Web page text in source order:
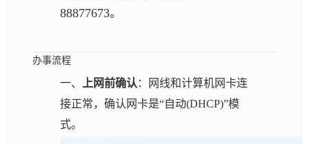
88877673。
办事流程
一、 上网前确认 ：网线和计算机网卡连
接正常，确认网卡是“自动(DHCP)”模
式。